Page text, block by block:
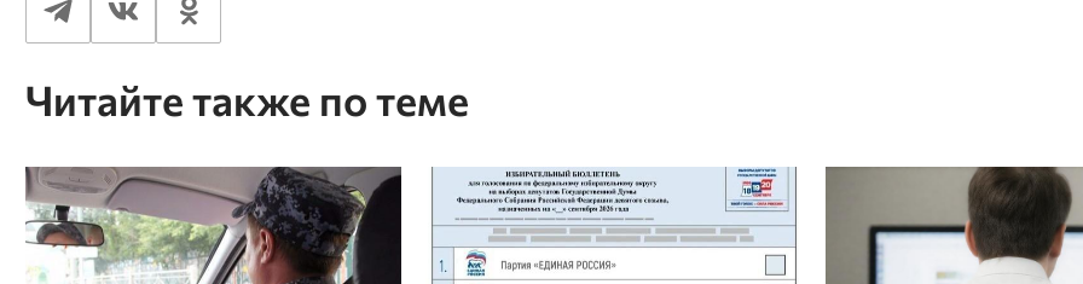
Читайте также по теме